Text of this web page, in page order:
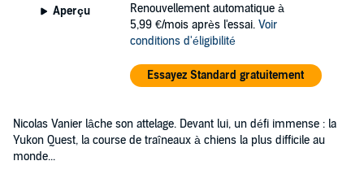
Aperçu
Renouvellement automatique à
5,99 €/mois après l'essai. Voir
conditions d'éligibilité
Essayez Standard gratuitement
Nicolas Vanier lâche son attelage. Devant lui, un défi immense : la
Yukon Quest, la course de traîneaux à chiens la plus difficile au
monde...